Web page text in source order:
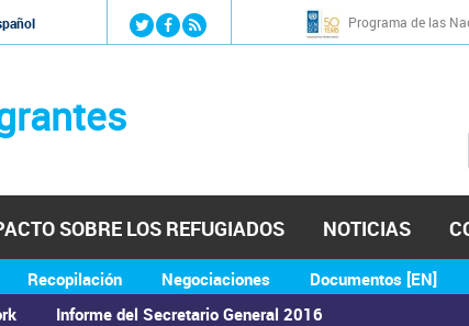
Jump to navigation Programa de las
Informe del Secretario General 2016
Recopilación Negociaciones Documentos [EN]
SOBRE LOS REFUGIADOS NOTICIAS